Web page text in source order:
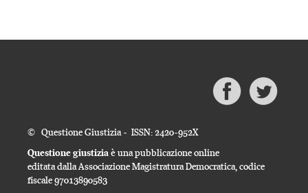
© Questione Giustizia - ISSN: 2420-952X
Questione giustizia è una pubblicazione online
editata dalla Associazione Magistratura Democratica, codice
fiscale 97013890583